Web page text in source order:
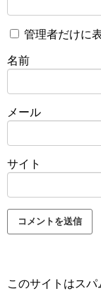
管理者だけに
名前
メール
サイト
このサイトはス